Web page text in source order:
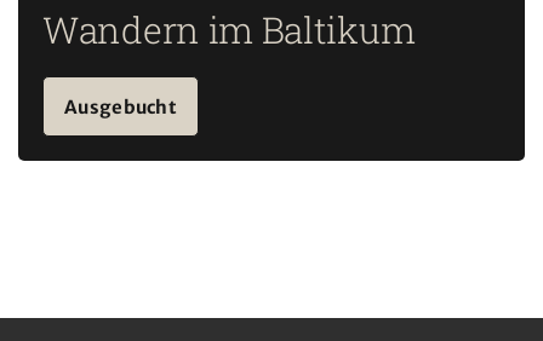
Wandern im Baltikum
Ausgebucht